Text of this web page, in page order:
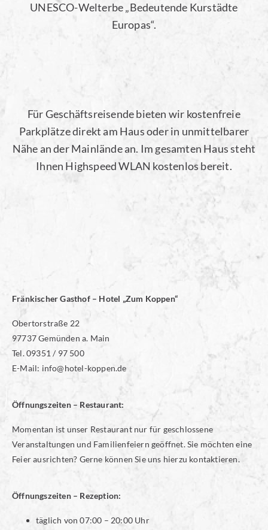
UNESCO-Welterbe „Bedeutende Kurstädte
Europas“.
Für Geschäftsreisende bieten wir kostenfreie
Parkplätze direkt am Haus oder in unmittelbarer
Nähe an der Mainlände an. Im gesamten Haus steht
Ihnen Highspeed WLAN kostenlos bereit.
Fränkischer Gasthof – Hotel „Zum Koppen“
Obertorstraße 22
97737 Gemünden a. Main
Tel. 09351 / 97 500
E-Mail: info@hotel-koppen.de
Öffnungszeiten – Restaurant:
Momentan ist unser Restaurant nur für geschlossene
Veranstaltungen und Familienfeiern geöffnet. Sie möchten eine
Feier ausrichten? Gerne können Sie uns hierzu kontaktieren.
Öffnungszeiten – Rezeption:
täglich von 07:00 – 20:00 Uhr